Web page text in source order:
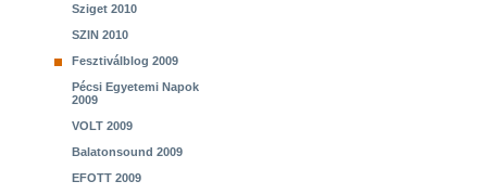
Sziget 2010
SZIN 2010
Fesztiválblog 2009
Pécsi Egyetemi Napok
2009
VOLT 2009
Balatonsound 2009
EFOTT 2009